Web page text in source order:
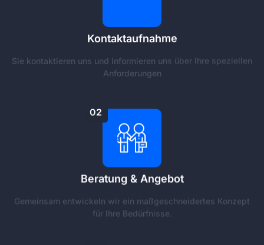
Kontaktaufnahme
Sie kontaktieren uns und informieren uns über Ihre speziellen
Anforderungen
02
Beratung & Angebot
Gemeinsam entwickeln wir ein maßgeschneidertes Konzept
für Ihre Bedürfnisse.